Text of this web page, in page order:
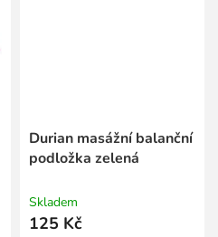
Durian masážní balanční
podložka zelená
Skladem
125 Kč